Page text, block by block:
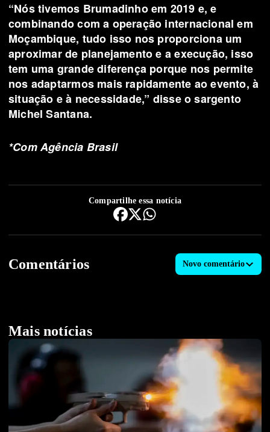
“Nós tivemos Brumadinho em 2019 e, e
combinando com a operação internacional em
Moçambique, tudo isso nos proporciona um
aproximar de planejamento e a execução, isso
tem uma grande diferença porque nos permite
nos adaptarmos mais rapidamente ao evento, à
situação e à necessidade,” disse o sargento
Michel Santana.
*Com Agência Brasil
Compartilhe essa notícia
Comentários Novo comentário
Mais notícias